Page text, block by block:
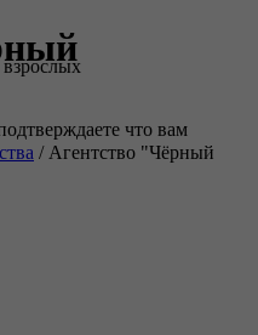
/ Агентство "Чёрный
что вам